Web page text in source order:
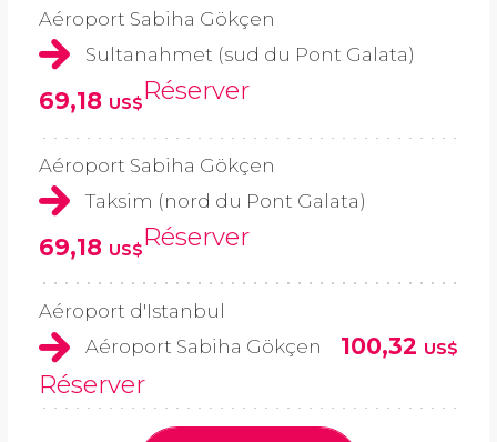
Aéroport Sabiha Gökçen
Sultanahmet (sud du Pont Galata)
69,18 US$Réserver
Aéroport Sabiha Gökçen
Taksim (nord du Pont Galata)
69,18 US$Réserver
Aéroport d'Istanbul
Aéroport Sabiha Gökçen
100,32 US$
Réserver